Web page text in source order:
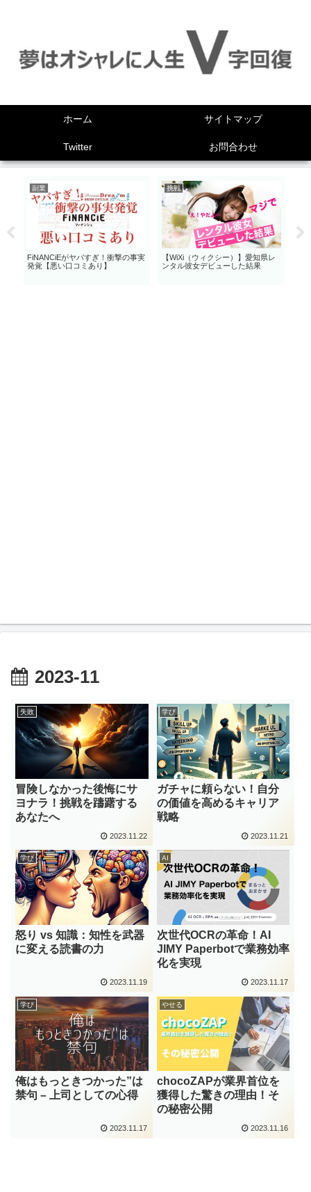
ホーム サイトマップ
Twitter お問合わせ
副業
FiNANCiEがヤバすぎ！衝撃の事実
発覚【悪い口コミあり】
挑戦
【WiXi（ウィクシー）】愛知県レ
ンタル彼女デビューした結果
2023-11
失敗
冒険しなかった後悔にサ
ヨナラ！挑戦を躊躇する
あなたへ
2023.11.22
学び
ガチャに頼らない！自分
の価値を高めるキャリア
戦略
2023.11.21
学び
怒り vs 知識：知性を武器
に変える読書の力
2023.11.19
AI
次世代OCRの革命！AI
JIMY Paperbotで業務効率
化を実現
2023.11.17
学び
俺はもっときつかった”は
禁句 – 上司としての心得
2023.11.17
やせる
chocoZAPが業界首位を
獲得した驚きの理由！そ
の秘密公開
2023.11.16